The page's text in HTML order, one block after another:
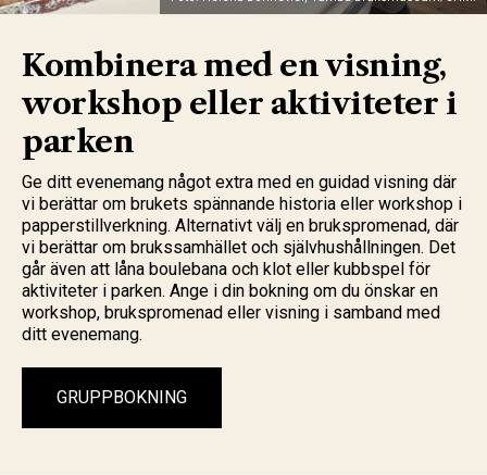
Kombinera med en visning,
workshop eller aktiviteter i
parken
Ge ditt evenemang något extra med en guidad visning där
vi berättar om brukets spännande historia eller workshop i
papperstillverkning. Alternativt välj en brukspromenad, där
vi berättar om brukssamhället och självhushållningen. Det
går även att låna boulebana och klot eller kubbspel för
aktiviteter i parken. Ange i din bokning om du önskar en
workshop, brukspromenad eller visning i samband med
ditt evenemang.
GRUPPBOKNING